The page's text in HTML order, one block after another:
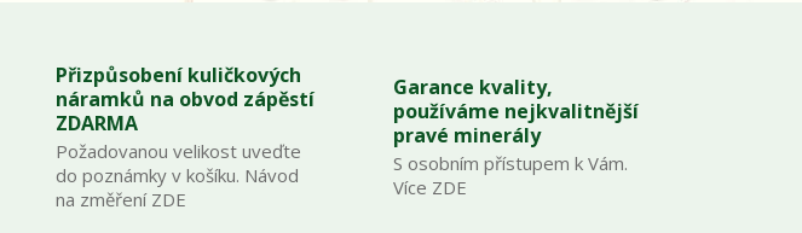
Přizpůsobení kuličkových
náramků na obvod zápěstí
ZDARMA
Požadovanou velikost uveďte
do poznámky v košíku. Návod
na změření ZDE
Garance kvality,
používáme nejkvalitnější
pravé minerály
S osobním přístupem k Vám.
Více ZDE